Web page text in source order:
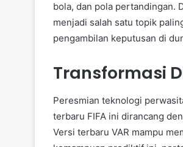
bola, dan pola pertandingan.
menjadi salah satu topik
pengambilan keputusan di
Transformasi
Peresmian teknologi
terbaru FIFA ini dirancang
Versi terbaru VAR mampu